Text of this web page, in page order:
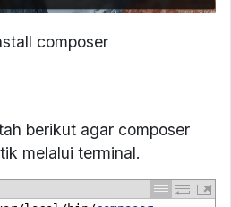
composer
berikut agar composer
melalui terminal.